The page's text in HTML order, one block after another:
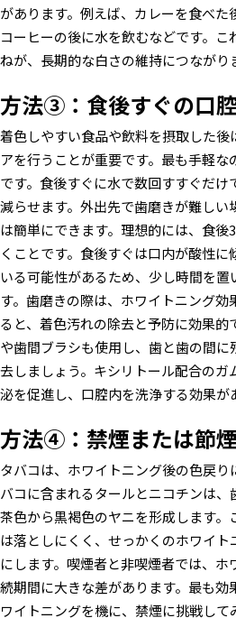
があります。例えば、カレーを食べた
コーヒーの後に水を飲むなどです。
ねが、長期的な白さの維持につながり
方法③：食後すぐの口
着色しやすい食品や飲料を摂取した
アを行うことが重要です。最も手軽な
です。食後すぐに水で数回すすぐだけ
減らせます。外出先で歯磨きが難しい
は簡単にできます。理想的には、食後
くことです。食後すぐは口内が酸性
いる可能性があるため、少し時間を
す。歯磨きの際は、ホワイトニング
ると、着色汚れの除去と予防に効果的
や歯間ブラシも使用し、歯と歯の間
去しましょう。キシリトール配合の
泌を促進し、口腔内を洗浄する効果が
方法④：禁煙または節
タバコは、ホワイトニング後の色戻り
バコに含まれるタールとニコチンは、
茶色から黒褐色のヤニを形成します。
は落としにくく、せっかくのホワイ
にします。喫煙者と非喫煙者では、
続期間に大きな差があります。最も効
ワイトニングを機に、禁煙に挑戦し